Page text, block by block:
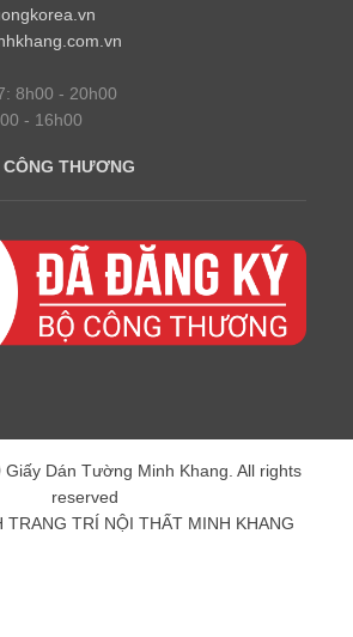
8h00 - 20h00
- 16h00
THƯƠNG
Dán Tường Minh Khang. All rights
reserved
TRANG TRÍ NỘI THẤT MINH KHANG